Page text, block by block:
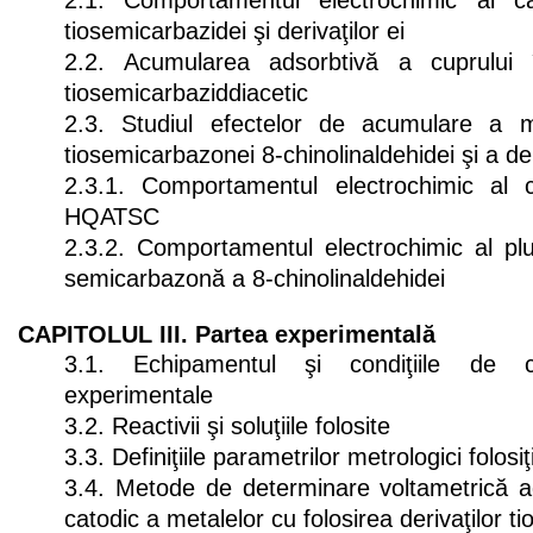
tiosemicarbazidei şi derivaţilor ei
2.2. Acumularea adsorbtivă a cuprului
tiosemicarbaziddiacetic
2.3. Studiul efectelor de acumulare a
tiosemicarbazonei 8-chinolinaldehidei şi a
2.3.1. Comportamentul electrochimic
HQATSC
2.3.2. Comportamentul electrochimic al
semicarbazonă a 8-chinolinaldehidei
CAPITOLUL III. Partea experimentală
3.1. Echipamentul şi condiţiile de
experimentale
3.2. Reactivii şi soluţiile folosite
3.3. Definiţiile parametrilor metrologici
3.4. Metode de determinare voltametrică
catodic a metalelor cu folosirea derivaţilor